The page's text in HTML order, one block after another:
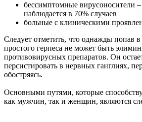
бессимптомные вирусоносители –
наблюдается в 70% случаев
больные с клиническими
Следует отметить, что однажды попав
простого герпеса не может быть
противовирусных препаратов. Он
персистировать в нервных ганглиях,
обостряясь.
Основными путями, которые
как мужчин, так и женщин, являются